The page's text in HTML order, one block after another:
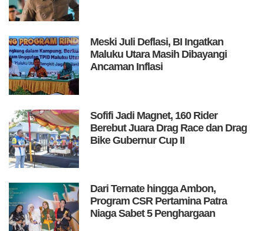
Meski Juli Deflasi, BI Ingatkan
Maluku Utara Masih Dibayangi
Ancaman Inflasi
Sofifi Jadi Magnet, 160 Rider
Berebut Juara Drag Race dan Drag
Bike Gubernur Cup II
Dari Ternate hingga Ambon,
Program CSR Pertamina Patra
Niaga Sabet 5 Penghargaan